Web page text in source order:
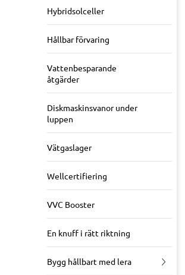
Hybridsolceller
Hållbar förvaring
Vattenbesparande
åtgärder
Diskmaskinsvanor under
luppen
Vätgaslager
Wellcertifiering
VVC Booster
En knuff i rätt riktning
Bygg hållbart med lera